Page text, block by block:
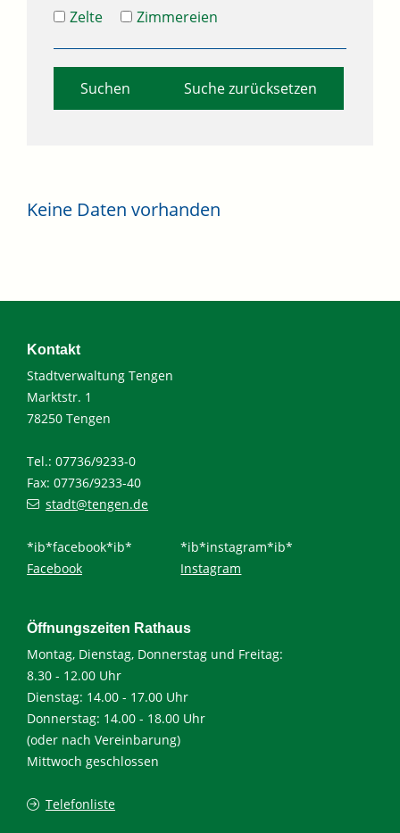
Zelte
Zimmereien
Suche zurücksetzen
Keine Daten vorhanden
Kontakt
Stadtverwaltung Tengen
Marktstr. 1
78250 Tengen
Tel.: 07736/9233-0
Fax: 07736/9233-40
stadt@tengen.de
*ib*facebook*ib*
Facebook
*ib*instagram*ib*
Instagram
Öffnungszeiten Rathaus
Montag, Dienstag, Donnerstag und Freitag:
8.30 - 12.00 Uhr
Dienstag: 14.00 - 17.00 Uhr
Donnerstag: 14.00 - 18.00 Uhr
(oder nach Vereinbarung)
Mittwoch geschlossen
Telefonliste